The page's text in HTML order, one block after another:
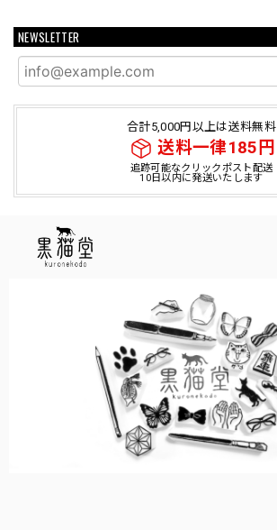
NEWSLETTER
合計5,000円以上は送料無料
送料一律185円
追跡可能なクリックポスト配送
10日以内に発送いたします